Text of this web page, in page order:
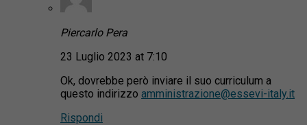
Piercarlo Pera
23 Luglio 2023 at 7:10
Ok, dovrebbe però inviare il suo curriculum a
questo indirizzo amministrazione@essevi-italy.it
Rispondi